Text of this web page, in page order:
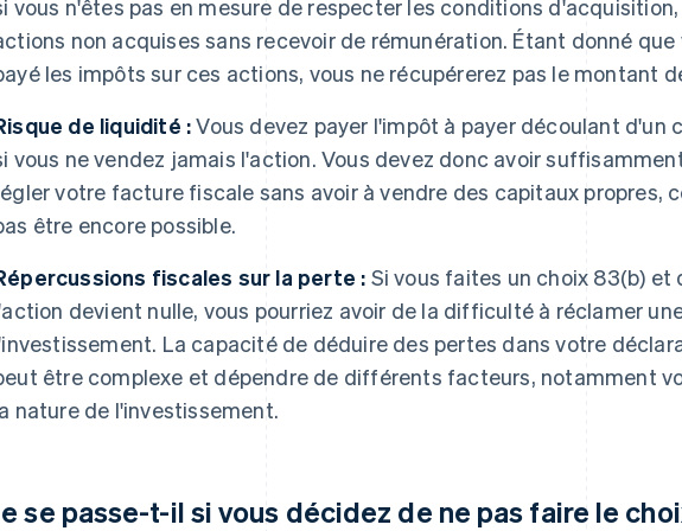
vous n'êtes pas en mesure de respecter les conditions
non acquises sans recevoir de rémunération. Étant donné que
les impôts sur ces actions, vous ne récupérerez pas le montant
de liquidité :Vous devez payer l'impôt à payer découlant d'un
vous ne vendez jamais l'action. Vous devez donc avoir
votre facture fiscale sans avoir à vendre des capitaux propres,
être encore possible.
fiscales sur la perte : Si vous faites un choix 83(b) et
devient nulle, vous pourriez avoir de la difficulté à réclamer
La capacité de déduire des pertes dans votre
être complexe et dépendre de différents facteurs, notamment
nature de l'investissement.
se passe-t-il si vous décidez de ne pas faire le